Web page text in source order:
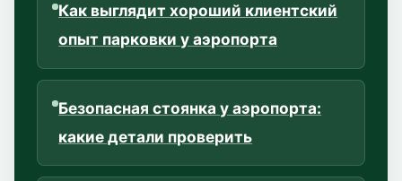
Как выглядит хороший клиентский
опыт парковки у аэропорта
Безопасная стоянка у аэропорта:
какие детали проверить